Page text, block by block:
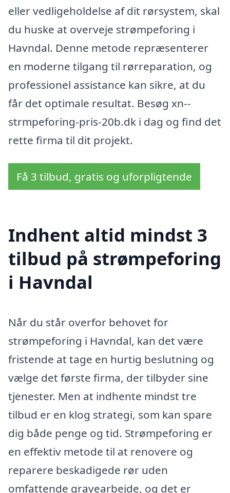
eller vedligeholdelse af dit rørsystem, skal
du huske at overveje strømpeforing i
Havndal. Denne metode repræsenterer
en moderne tilgang til rørreparation, og
professionel assistance kan sikre, at du
får det optimale resultat. Besøg xn--
strmpeforing-pris-20b.dk i dag og find det
rette firma til dit projekt.
Få 3 tilbud, gratis og uforpligtende
Indhent altid mindst 3
tilbud på strømpeforing
i Havndal
Når du står overfor behovet for
strømpeforing i Havndal, kan det være
fristende at tage en hurtig beslutning og
vælge det første firma, der tilbyder sine
tjenester. Men at indhente mindst tre
tilbud er en klog strategi, som kan spare
dig både penge og tid. Strømpeforing er
en effektiv metode til at renovere og
reparere beskadigede rør uden
omfattende gravearbejde, og det er